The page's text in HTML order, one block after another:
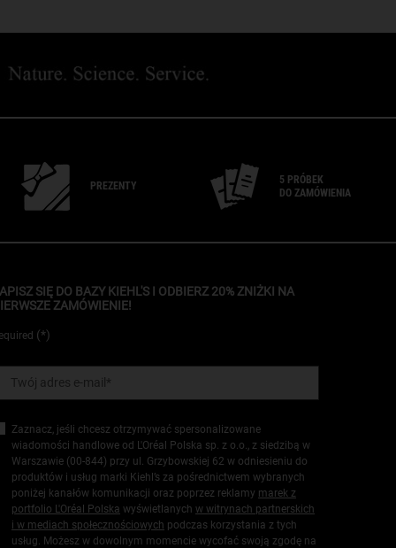
PREZENTY
5 PRÓBEK
DO ZAMÓWIENIA
SIĘ DO BAZY KIEHL'S I ODBIERZ 20% ZNIŻKI NA
ZAMÓWIENIE!
(*)
Twój adres e-mail *
Zaznacz, jeśli chcesz otrzymywać spersonalizowane
wiadomości handlowe od L'Oréal Polska sp. z o.o., z siedzibą w
Warszawie (00-844) przy ul. Grzybowskiej 62 w odniesieniu do
produktów i usług marki Kiehl’s za pośrednictwem wybranych
poniżej kanałów komunikacji oraz poprzez reklamy marek z
portfolio L'Oréal Polska wyświetlanych w witrynach partnerskich
i w mediach społecznościowych podczas korzystania z tych
usług. Możesz w dowolnym momencie wycofać swoją zgodę na